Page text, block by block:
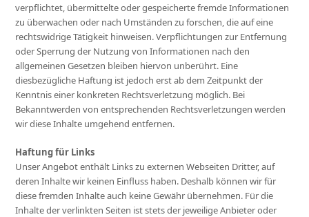
verpflichtet, übermittelte oder gespeicherte fremde Informationen
zu überwachen oder nach Umständen zu forschen, die auf eine
rechtswidrige Tätigkeit hinweisen. Verpflichtungen zur Entfernung
oder Sperrung der Nutzung von Informationen nach den
allgemeinen Gesetzen bleiben hiervon unberührt. Eine
diesbezügliche Haftung ist jedoch erst ab dem Zeitpunkt der
Kenntnis einer konkreten Rechtsverletzung möglich. Bei
Bekanntwerden von entsprechenden Rechtsverletzungen werden
wir diese Inhalte umgehend entfernen.
Haftung für Links
Unser Angebot enthält Links zu externen Webseiten Dritter, auf
deren Inhalte wir keinen Einfluss haben. Deshalb können wir für
diese fremden Inhalte auch keine Gewähr übernehmen. Für die
Inhalte der verlinkten Seiten ist stets der jeweilige Anbieter oder